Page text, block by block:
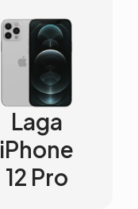
Laga
iPhone
12 Pro